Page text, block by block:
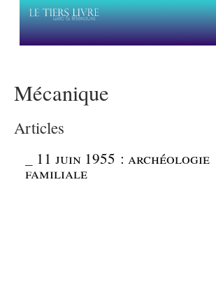
Mécanique
Articles
11 juin 1955 : archéologie
familiale